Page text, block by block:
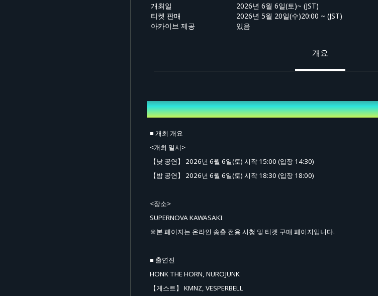
개최일
2026년 6월 6일(토)~ (JST)
티켓 판매
2026년 5월 20일(수)20:00 ~ (JST)
아카이브 제공
있음
개요
개요
■ 개최 개요
<개최 일시>
【낮 공연】 2026년 6월 6일(토) 시작 15:00 (입장 14:30)
【밤 공연】 2026년 6월 6일(토) 시작 18:30 (입장 18:00)
<장소>
SUPERNOVA KAWASAKI
※본 페이지는 온라인 송출 전용 시청 및 티켓 구매 페이지입니다.
■ 출연진
HONK THE HORN, NUROJUNK
【게스트】 KMNZ, VESPERBELL